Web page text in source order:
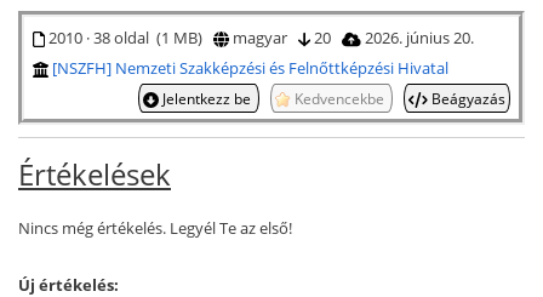
2010 · 38 oldal (1 MB) magyar 20
2026. június 20.
[NSZFH] Nemzeti Szakképzési és Felnőttképzési Hivatal
Jelentkezz be Kedvencekbe Beágyazás
Értékelések
Nincs még értékelés. Legyél Te az első!
Új értékelés: